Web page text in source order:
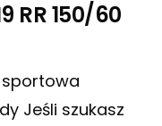
RR 150/60
sportowa
Jeśli szukasz